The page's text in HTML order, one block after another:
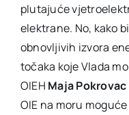
plutajuće
elektrane. No, kako
obnovljivih izvora
točaka koje Vlada
OIEH Maja Pokrovac
OIE na moru